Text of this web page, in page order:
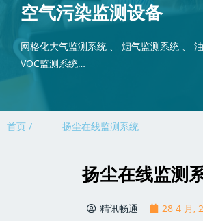
空气污染监测设备
网格化大气监测系统 、 烟气监测系统 、
VOC监测系统…
首页 / 扬尘在线监测系统
扬尘在线监测
精讯畅通 28 4 月,